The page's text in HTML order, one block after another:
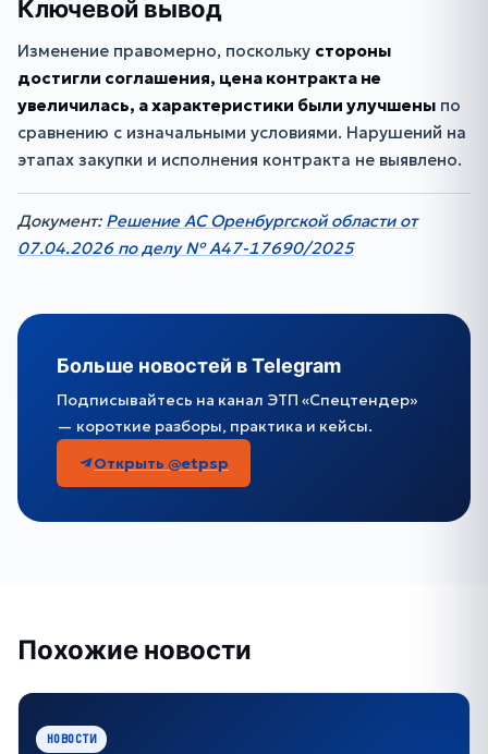
Ключевой вывод
Изменение правомерно, поскольку стороны
достигли соглашения, цена контракта не
увеличилась, а характеристики были улучшены по
сравнению с изначальными условиями. Нарушений на
этапах закупки и исполнения контракта не выявлено.
Документ: Решение АС Оренбургской области от
07.04.2026 по делу № А47-17690/2025
Больше новостей в Telegram
Подписывайтесь на канал ЭТП «Спецтендер»
— короткие разборы, практика и кейсы.
Открыть @etpsp
Похожие новости
НОВОСТИ